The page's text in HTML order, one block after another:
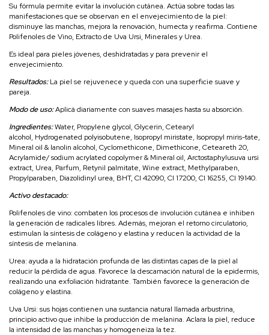
Su fórmula permite evitar la involución cutánea. Actúa sobre todas las
manifestaciones que se observan en el envejecimiento de la piel:
disminuye las manchas, mejora la renovación, humecta y reafirma. Contiene
Polifenoles de Vino, Extracto de Uva Ursi, Minerales y Urea.
Es ideal para pieles jóvenes, deshidratadas y para prevenir el
envejecimiento.
Resultados:La piel se rejuvenece y queda con una superficie suave y
pareja.
Modo de uso:Aplicá diariamente con suaves masajes hasta su absorción.
Ingredientes:Water, Propylene glycol, Glycerin, Cetearyl
alcohol, Hydrogenated polyisobutene, Isopropyl miristate, Isopropyl miris-tate,
Mineral oil & lanolin alcohol, Cyclomethicone, Dimethicone, Ceteareth 20,
Acrylamide/ sodium acrylated copolymer & Mineral oil, Arctostaphylusuva ursi
extract, Urea, Parfum, Retynil palmitate, Wine extract, Methylparaben,
Propylparaben, Diazolidinyl urea, BHT, CI 42090, CI 17200, CI 16255, CI 19140.
Activo destacado:
Polifenoles de vino: combaten los procesos de involución cutánea e inhiben
la generación de radicales libres. Además, mejoran el retorno circulatorio,
estimulan la síntesis de colágeno y elastina y reducen la actividad de la
síntesis de melanina.
Urea: ayuda a la hidratación profunda de las distintas capas de la piel al
reducir la pérdida de agua. Favorece la descamación natural de la epidermis,
realizando una exfoliación hidratante. También favorece la generación de
colágeno y elastina.
Uva Ursi: sus hojas contienen una sustancia natural llamada arbustrina,
principio activo que inhibe la producción de melanina. Aclara la piel, reduce
la intensidad de las manchas y homogeneiza la tez.